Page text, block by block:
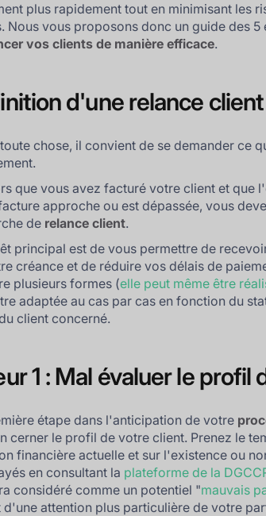
plus rapidement tout en minimisant les
Nous vous proposons donc un guide des
vos clients de manière efficace.
d'une relance client
chose, il convient de se demander ce
que vous avez facturé votre client et que
approche ou est dépassée, vous
de relance client.
principal est de vous permettre de
créance et de réduire vos délais de
plusieurs formes (elle peut même être
adaptée au cas par cas en fonction du
client concerné.
1 : Mal évaluer le profil
étape dans l'anticipation de votre
cerner le profil de votre client. Prenez le
financière actuelle et sur l'existence ou
en consultant la plateforme de la
considéré comme un potentiel "mauvais
attention plus particulière de votre